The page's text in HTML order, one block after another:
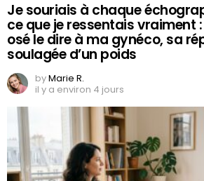
Je souriais à chaque
ce que je ressentais vraiment :
osé le dire à ma gynéco, sa
soulagée d’un poids
byMarie R.
il y a environ 4 jours